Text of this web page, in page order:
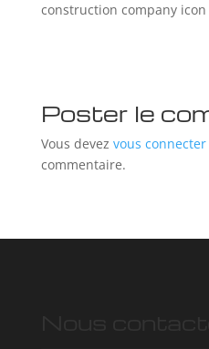
construction company
Poster le
Vous devez vous connecter
commentaire.